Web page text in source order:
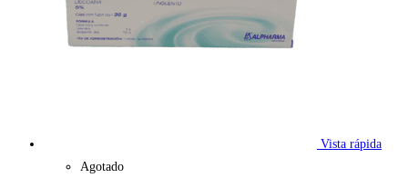
Vista rápida
Agotado